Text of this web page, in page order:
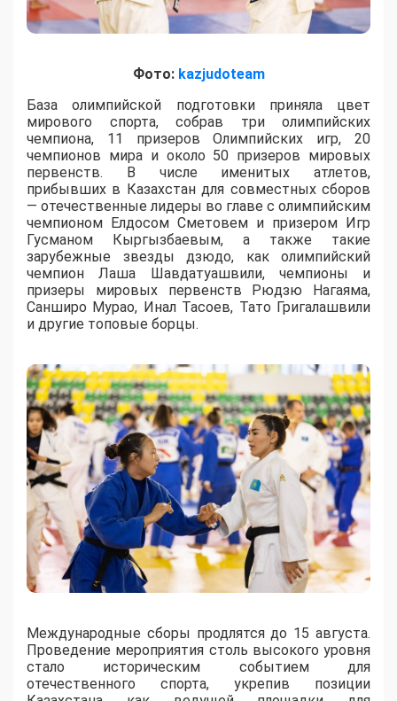
Фото: kazjudoteam
База олимпийской подготовки приняла цвет
мирового спорта, собрав три олимпийских
чемпиона, 11 призеров Олимпийских игр, 20
чемпионов мира и около 50 призеров мировых
первенств. В числе именитых атлетов,
прибывших в Казахстан для совместных сборов
— отечественные лидеры во главе с олимпийским
чемпионом Елдосом Сметовем и призером Игр
Гусманом Кыргызбаевым, а также такие
зарубежные звезды дзюдо, как олимпийский
чемпион Лаша Шавдатуашвили, чемпионы и
призеры мировых первенств Рюдзю Нагаяма,
Санширо Мурао, Инал Тасоев, Тато Григалашвили
и другие топовые борцы.
Международные сборы продлятся до 15 августа.
Проведение мероприятия столь высокого уровня
стало историческим событием для
отечественного спорта, укрепив позиции